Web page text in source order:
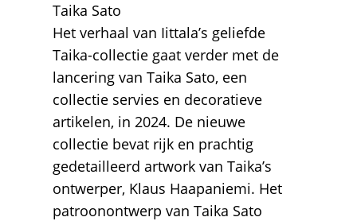
Taika Sato
Het verhaal van Iittala’s geliefde
Taika-collectie gaat verder met de
lancering van Taika Sato, een
collectie servies en decoratieve
artikelen, in 2024. De nieuwe
collectie bevat rijk en prachtig
gedetailleerd artwork van Taika’s
ontwerper, Klaus Haapaniemi. Het
patroonontwerp van Taika Sato